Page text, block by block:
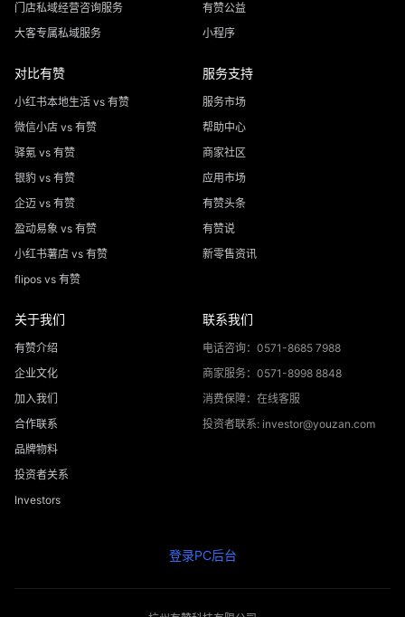
门店私域经营咨询服务
大客专属私域服务
有赞公益
小程序
对比有赞
小红书本地生活 vs 有赞
微信小店 vs 有赞
驿氪 vs 有赞
银豹 vs 有赞
企迈 vs 有赞
盈动易象 vs 有赞
小红书薯店 vs 有赞
flipos vs 有赞
服务支持
服务市场
帮助中心
商家社区
应用市场
有赞头条
有赞说
新零售资讯
关于我们
有赞介绍
企业文化
加入我们
合作联系
品牌物料
投资者关系
Investors
联系我们
电话咨询：0571-8685 7988
商家服务：0571-8998 8848
消费保障：在线客服
投资者联系: investor@youzan.com
登录PC后台